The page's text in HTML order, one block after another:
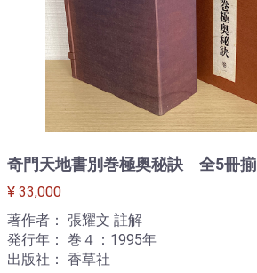
奇門天地書別巻極奥秘訣 全5冊揃
¥ 33,000
著作者： 張耀文 註解
発行年： 巻４：1995年
出版社： 香草社